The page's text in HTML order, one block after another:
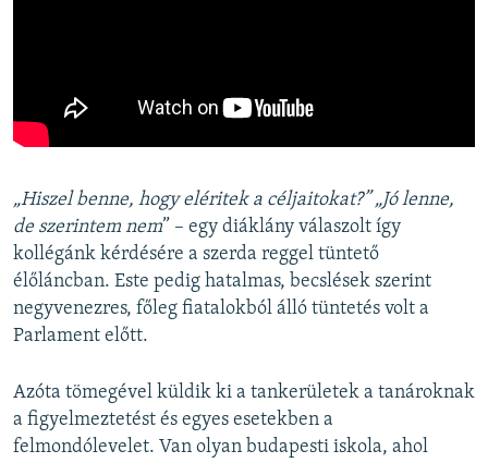
„Hiszel benne, hogy eléritek a céljaitokat?” „Jó lenne,
de szerintem nem” – egy diáklány válaszolt így
kollégánk kérdésére a szerda reggel tüntető
élőláncban. Este pedig hatalmas, becslések szerint
negyvenezres, főleg fiatalokból álló tüntetés volt a
Parlament előtt.
Azóta tömegével küldik ki a tankerületek a tanároknak
a figyelmeztetést és egyes esetekben a
felmondólevelet. Van olyan budapesti iskola, ahol